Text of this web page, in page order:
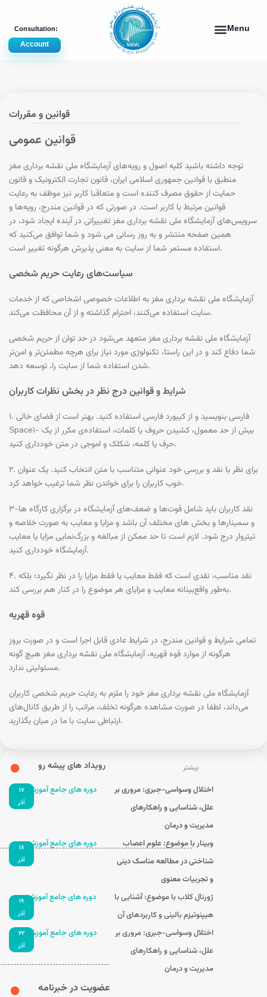
Account
قوانین و مقررات
قوانین عمومی
توجه داشته باشید کلیه اصول و رویه‏‌های آزمایشگاه ملی نقشه برداری مغز
منطبق با قوانین جمهوری اسلامی ایران، قانون تجارت الکترونیک و قانون
حمایت از حقوق مصرف کننده است و متعاقبا کاربر نیز موظف به رعایت
قوانین مرتبط با کاربر است. در صورتی که در قوانین مندرج، رویه‏‌ها و
سرویس‏‌های آزمایشگاه ملی نقشه برداری مغز تغییراتی در آینده ایجاد شود، در
همین صفحه منتشر و به روز رسانی می شود و شما توافق می‏‌کنید که
استفاده مستمر شما از سایت به معنی پذیرش هرگونه تغییر است.
سیاست‏‌های رعایت حریم شخصی
آزمایشگاه ملی نقشه برداری مغز به اطلاعات خصوصی اشخاصى که از خدمات
سایت استفاده می‏‌کنند، احترام گذاشته و از آن محافظت می‏‌کند.
آزمایشگاه ملی نقشه برداری مغز متعهد می‏‌شود در حد توان از حریم شخصی
شما دفاع کند و در این راستا، تکنولوژی مورد نیاز برای هرچه مطمئن‏‌تر و امن‏‌تر
شدن استفاده شما از سایت را، توسعه دهد.
شرایط وقوانین درج نظر در بخش نظرات کاربران
۱. فارسی بنویسید و از کیبورد فارسی استفاده کنید. بهتر است از فضای خالی
Space1- بیش از حد معمول، کشیدن حروف یا کلمات، استفاده‌ی مکرر از یک
حرف یا کلمه، شکلک و اموجی در متن خودداری کنید.
۲. برای نظر یا نقد و بررسی خود عنوانی متناسب با متن انتخاب کنید. یک عنوان
خوب کاربران را برای خواندن نظر شما ترغیب خواهد کرد.
۳-نقد کاربران باید شامل قوت‌ها و ضعف‌های آزمایشگاه در برگزاری کارگاه ها
و سمینارها و بخش های مختلف آن باشد و مزایا و معایب به ‌صورت خلاصه و
تیتروار درج شود. لازم است تا حد ممکن از مبالغه و بزرگ‌نمایی مزایا یا معایب
آزمایشگاه خودداری کنید.
۴. نقد مناسب، نقدی است که فقط معایب یا فقط مزایا را در نظر نگیرد؛ بلکه
به‌طور واقع‌بینانه معایب و مزایای هر موضوع را در کنار هم بررسی کند.
قوه قهریه
تمامی شرایط و قوانین مندرج، در شرایط عادی قابل اجرا است و در صورت بروز
هرگونه از موارد قوه قهریه، آزمایشگاه ملی نقشه برداری مغز هیچ گونه
مسئولیتی ندارد.
آزمایشگاه ملی نقشه برداری مغز خود را ملزم به رعایت حریم شخصی کاربران
می‌داند، لطفا در صورت مشاهده هرگونه تخلف، مراتب را از طریق کانال‏‌های
ارتباطی سایت با ما در میان بگذارید.
رویداد های پیشه رو بیشتر
۱۷
آذر
دوره های جامع آموزشی
اختلال وسواسی-جبری: مروری بر
علل، شناسایی و راهکارهای
مدیریت و درمان
۱۸
آذر
دوره های جامع آموزشی
وبینار با موضوع: علوم اعصاب
شناختی در مطالعه مناسک دینی
و تجربیات معنوی
۱۹
آذر
دوره های جامع آموزشی
ژورنال کلاب با موضوع: آشنایی با
هیپنوتیزم بالینی و کاربردهای آن
۲۲
آذر
دوره های جامع آموزشی
اختلال وسواسی-جبری: مروری بر
علل، شناسایی و راهکارهای
مدیریت و درمان
عضویت در خبرنامه